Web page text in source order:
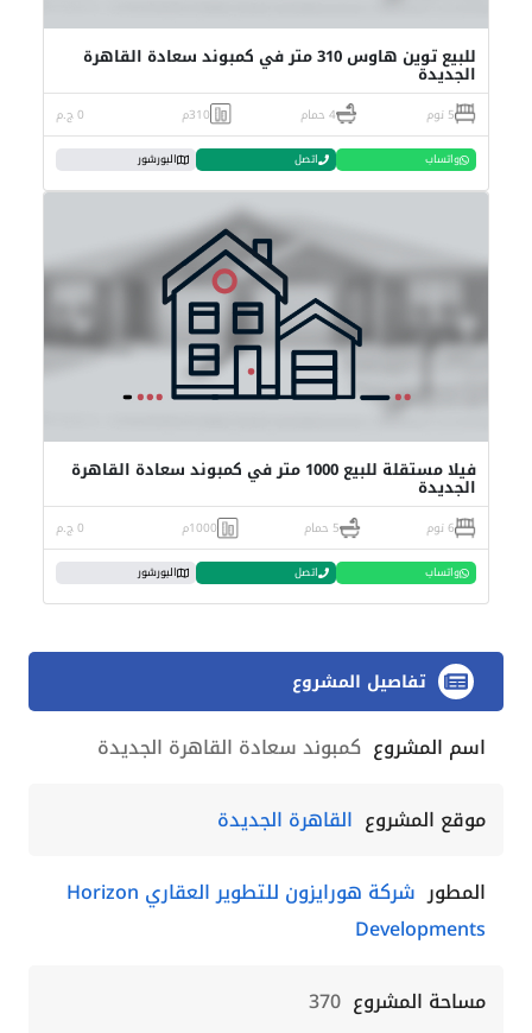
للبيع توين هاوس 310 متر في كمبوند سعادة القاهرة
الجديدة
5 نوم 4 حمام 310م 0 ج.م
واتساب اتصل البورشور
فيلا مستقلة للبيع 1000 متر في كمبوند سعادة القاهرة
الجديدة
6 نوم 5 حمام 1000م 0 ج.م
واتساب اتصل البورشور
تفاصيل المشروع
اسم المشروع كمبوند سعادة القاهرة الجديدة
موقع المشروع القاهرة الجديدة
المطور
شركة هورايزون للتطوير العقاري Horizon
Developments
مساحة المشروع 370